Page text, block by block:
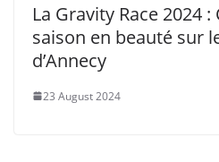
La Gravity Race 2024
saison en beauté sur
d’Annecy
23 August 2024